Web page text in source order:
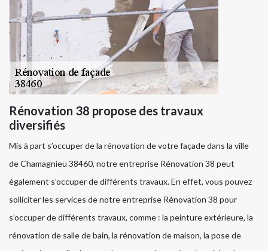
Rénovation 38 propose des travaux
diversifiés
Mis à part s’occuper de la rénovation de votre façade dans la ville
de Chamagnieu 38460, notre entreprise Rénovation 38 peut
également s’occuper de différents travaux. En effet, vous pouvez
solliciter les services de notre entreprise Rénovation 38 pour
s’occuper de différents travaux, comme : la peinture extérieure, la
rénovation de salle de bain, la rénovation de maison, la pose de